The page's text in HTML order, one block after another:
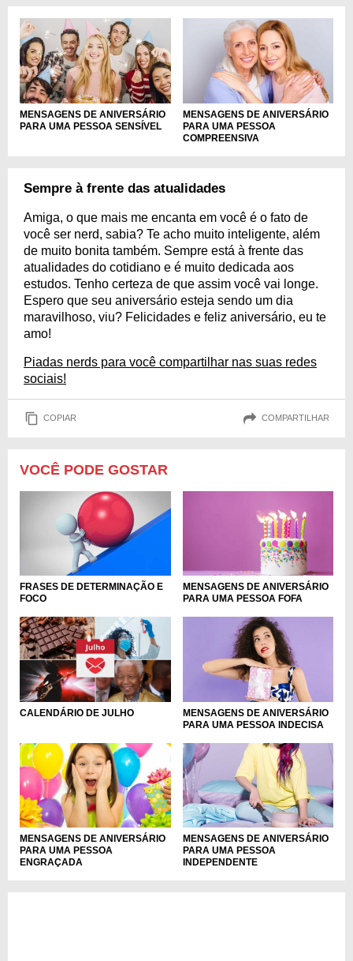
MENSAGENS DE ANIVERSÁRIO
PARA UMA PESSOA SENSÍVEL
MENSAGENS DE ANIVERSÁRIO
PARA UMA PESSOA
COMPREENSIVA
Sempre à frente das atualidades
Amiga, o que mais me encanta em você é o fato de
você ser nerd, sabia? Te acho muito inteligente, além
de muito bonita também. Sempre está à frente das
atualidades do cotidiano e é muito dedicada aos
estudos. Tenho certeza de que assim você vai longe.
Espero que seu aniversário esteja sendo um dia
maravilhoso, viu? Felicidades e feliz aniversário, eu te
amo!
Piadas nerds para você compartilhar nas suas redes
sociais!
COPIAR COMPARTILHAR
VOCÊ PODE GOSTAR
FRASES DE DETERMINAÇÃO E
FOCO
MENSAGENS DE ANIVERSÁRIO
PARA UMA PESSOA FOFA
CALENDÁRIO DE JULHO
MENSAGENS DE ANIVERSÁRIO
PARA UMA PESSOA INDECISA
MENSAGENS DE ANIVERSÁRIO
PARA UMA PESSOA
ENGRAÇADA
MENSAGENS DE ANIVERSÁRIO
PARA UMA PESSOA
INDEPENDENTE